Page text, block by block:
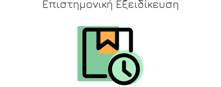
Επιστημονική Εξειδίκευση